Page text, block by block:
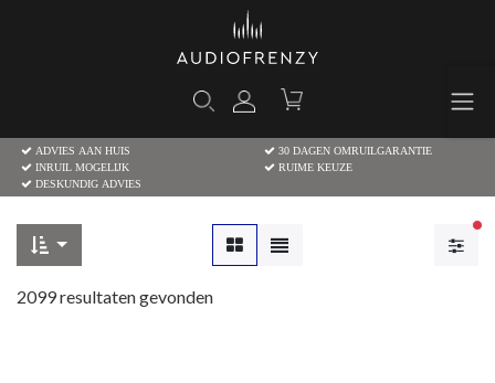
ADVIES AAN HUIS
30 DAGEN OMRUILGARANTIE
INRUIL MOGELIJK
RUIME KEUZE
DESKUNDIG ADVIES
2099resultaten gevonden